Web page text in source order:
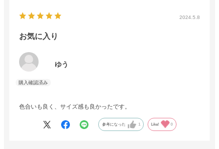
2024.5.8
お気に入り
ゆう
色合いも良く、サイズ感も良かったです。
参考になった 1 Like! 0